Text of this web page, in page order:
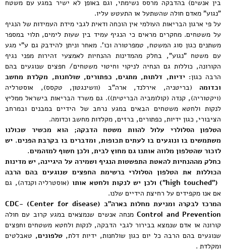
בין אנשים) בהדבקה מרסס נשימתי, וגם באופן לא ישיר במגע עם משטח
"נגוע" מאדם חולה שהשתעל או התעטש עליו.
על פי ארגון הבריאות העולמי אין הוכחה ודאית לגבי מידת העמידות של הנגיף
על משטחים. מחקרים מראים כי הנגיף עמיד בין שעות לימים, תלוי במספר
משתנים כגון סוג המשטח, טמפרטורה וכו'. מאחר וניתן להידבק גם ע"י מגע
עם משטח "נגוע", בחלק מהמדינות ההנחיות לאמצעי זהירות מפני נגיף
הקורונה, כוללות גם הנחיה לניקוי וחיטוי משטחים/ חפצים שנוגעים בהם
הרבה כגון:ידיות, דלתות, מתגים, כפתורים, שולחנות, מקלדת מחשב
וכדומה (בריטניה, אירלנד, ארה"ב (וושינגטון, טקסס), אוסטרליה
(ויקטוריה), קנדה (קולומביה הבריטית)). גם משרד הבריאות בישראל ממליץ
לנקות ולחטא משטחים הבאים במגע נרחב של הידיים במבנים ובמרחב
הציבורי, כגון ידיות, כפתורים, ברזים, מקלדות מחשב וכדומה.
הטלפון הסלולרי עלול להוות משטח הדבקה; הוא מכשיר שכולנו
משתמשים בו ונוגעים בו לעתים תכופות, ומדברים בו בקרבת הפנים. יש
לזכור שהטלפון מלווה אותנו גם מחוץ לבית, ולכן חשוף למזהמים.
כחלק מההנחיות להאטת התפשטות הנגיף ושמירה על היגיינה, יש מדינות
הכוללות את הטלפון הסלולרי ברשימת החפצים שנוגעים בהם הרבה
(
"high touched" ) ולכן יש לנקות ולחטא אותו (אוסטרליה וקנדה), גם
אם אנו מקפידים על רחיצת הידיים שלנו.
המרכז לבקרה ומניעת מחלות בארה"ב
(CDC- (Center for disease
Control and Preventionמנחה אנשים שנמצאים במגע קרוב עם חולה
קורונה או אדם שנמצא בבירור לגבי הדבקה, לנקות ולחטא משטחים וחפצים
שנוגעים בהם הרבה כל יום כגון שולחנות, ידיות דלת, טלפונים, טאבלטים
ומקלדת .